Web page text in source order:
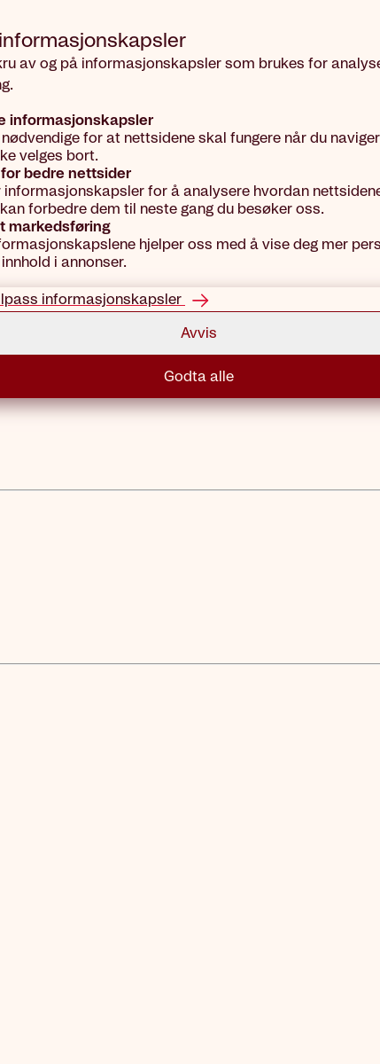
av og på informasjonskapsler som brukes for
informasjonskapsler
nødvendige for at nettsidene skal fungere når du
velges bort.
bedre nettsider
informasjonskapsler for å analysere hvordan
forbedre dem til neste gang du besøker oss.
markedsføring
hjelper oss med å vise deg mer
i annonser.
informasjonskapsler
Avvis
Godta alle